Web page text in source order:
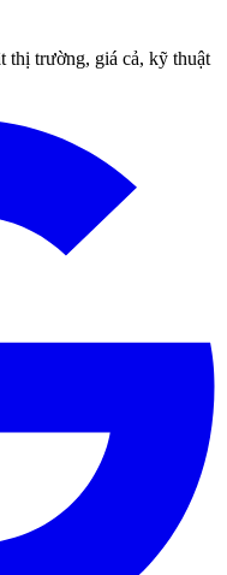
thị trường, giá cả, kỹ thuật